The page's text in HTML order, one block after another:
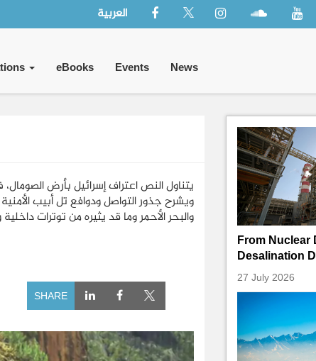
العربية
eBooks Events News
ويشرح جذور التواصل ودوافع تل أبيب
والبحر الأحمر وما قد يثيره من توترات داخلية
SHARE
From Nuclear
Desalination
27 July 2026